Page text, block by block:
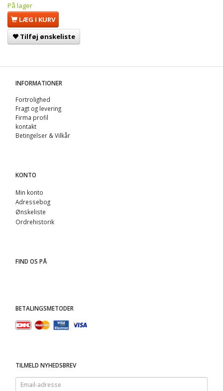
På lager
LÆG I KURV
Tilføj ønskeliste
INFORMATIONER
Fortrolighed
Fragt og levering
Firma profil
kontakt
Betingelser & Vilkår
KONTO
Min konto
Adressebog
Ønskeliste
Ordrehistorik
FIND OS PÅ
BETALINGSMETODER
TILMELD NYHEDSBREV
Email-
adresse